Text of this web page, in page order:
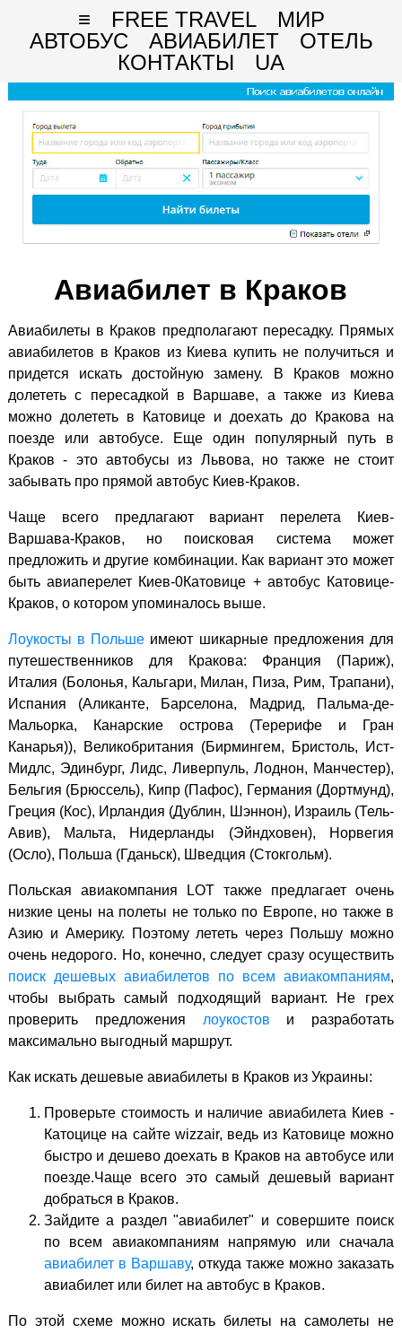
≡ FREE TRAVEL
МИР
АВТОБУС
АВИАБИЛЕТ
ОТЕЛЬ
КОНТАКТЫ
UA
Авиабилет в Краков
Авиабилеты в Краков предполагают пересадку. Прямых
авиабилетов в Краков из Киева купить не получиться и
придется искать достойную замену. В Краков можно
долететь с пересадкой в Варшаве, а также из Киева
можно долететь в Катовице и доехать до Кракова на
поезде или автобусе. Еще один популярный путь в
Краков - это автобусы из Львова, но также не стоит
забывать про прямой автобус Киев-Краков.
Чаще всего предлагают вариант перелета Киев-
Варшава-Краков, но поисковая система может
предложить и другие комбинации. Как вариант это может
быть авиаперелет Киев-0Катовице + автобус Катовице-
Краков, о котором упоминалось выше.
Лоукосты в Польше имеют шикарные предложения для
путешественников для Кракова: Франция (Париж),
Италия (Болонья, Кальгари, Милан, Пиза, Рим, Трапани),
Испания (Аликанте, Барселона, Мадрид, Пальма-де-
Мальорка, Канарские острова (Терерифе и Гран
Канарья)), Великобритания (Бирмингем, Бристоль, Ист-
Мидлс, Эдинбург, Лидс, Ливерпуль, Лоднон, Манчестер),
Бельгия (Брюссель), Кипр (Пафос), Германия (Дортмунд),
Греция (Кос), Ирландия (Дублин, Шэннон), Израиль (Тель-
Авив), Мальта, Нидерланды (Эйндховен), Норвегия
(Осло), Польша (Гданьск), Шведция (Стокгольм).
Польская авиакомпания LOT также предлагает очень
низкие цены на полеты не только по Европе, но также в
Азию и Америку. Поэтому лететь через Польшу можно
очень недорого. Но, конечно, следует сразу осуществить
поиск дешевых авиабилетов по всем авиакомпаниям,
чтобы выбрать самый подходящий вариант. Не грех
проверить предложения лоукостов и разработать
максимально выгодный маршрут.
Как искать дешевые авиабилеты в Краков из Украины:
Проверьте стоимость и наличие авиабилета Киев -
Катоцице на сайте wizzair, ведь из Катовице можно
быстро и дешево доехать в Краков на автобусе или
поезде.Чаще всего это самый дешевый вариант
добраться в Краков.
Зайдите а раздел "авиабилет" и совершите поиск
по всем авиакомпаниям напрямую или сначала
авиабилет в Варшаву, откуда также можно заказать
авиабилет или билет на автобус в Краков.
По этой схеме можно искать билеты на самолеты не